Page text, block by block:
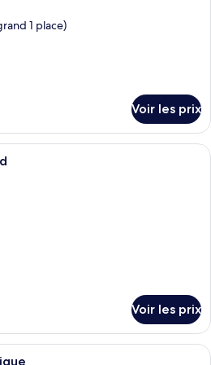
1 place)
Voir les prix
Une chambre d’hôtel avec un lit, un
Voir les prix
Une chambre d’hôtel avec un grand